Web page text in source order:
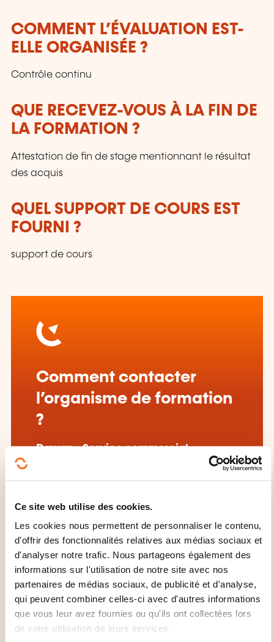
Ce site web utilise des cookies.
Les cookies nous permettent de personnaliser le contenu,
d'offrir des fonctionnalités relatives aux médias sociaux et
d'analyser notre trafic. Nous partageons également des
informations sur l'utilisation de notre site avec nos
partenaires de médias sociaux, de publicité et d'analyse,
qui peuvent combiner celles-ci avec d'autres informations
que vous leur avez fournies ou qu'ils ont collectées lors
de votre utilisation de leurs services.
COMMENT L’ÉVALUATION EST-
ELLE ORGANISÉE ?
Contrôle continu
QUE RECEVEZ-VOUS À LA FIN DE
LA FORMATION ?
Attestation de fin de stage mentionnant le résultat
des acquis
QUEL SUPPORT DE COURS EST
FOURNI ?
support de cours
Comment contacter
l’organisme de formation
?
Dawan - Service commercial
En savoir plus sur l’organisme de
CES FORMATIONS POURRAIENT
VOUS INTÉRESSER